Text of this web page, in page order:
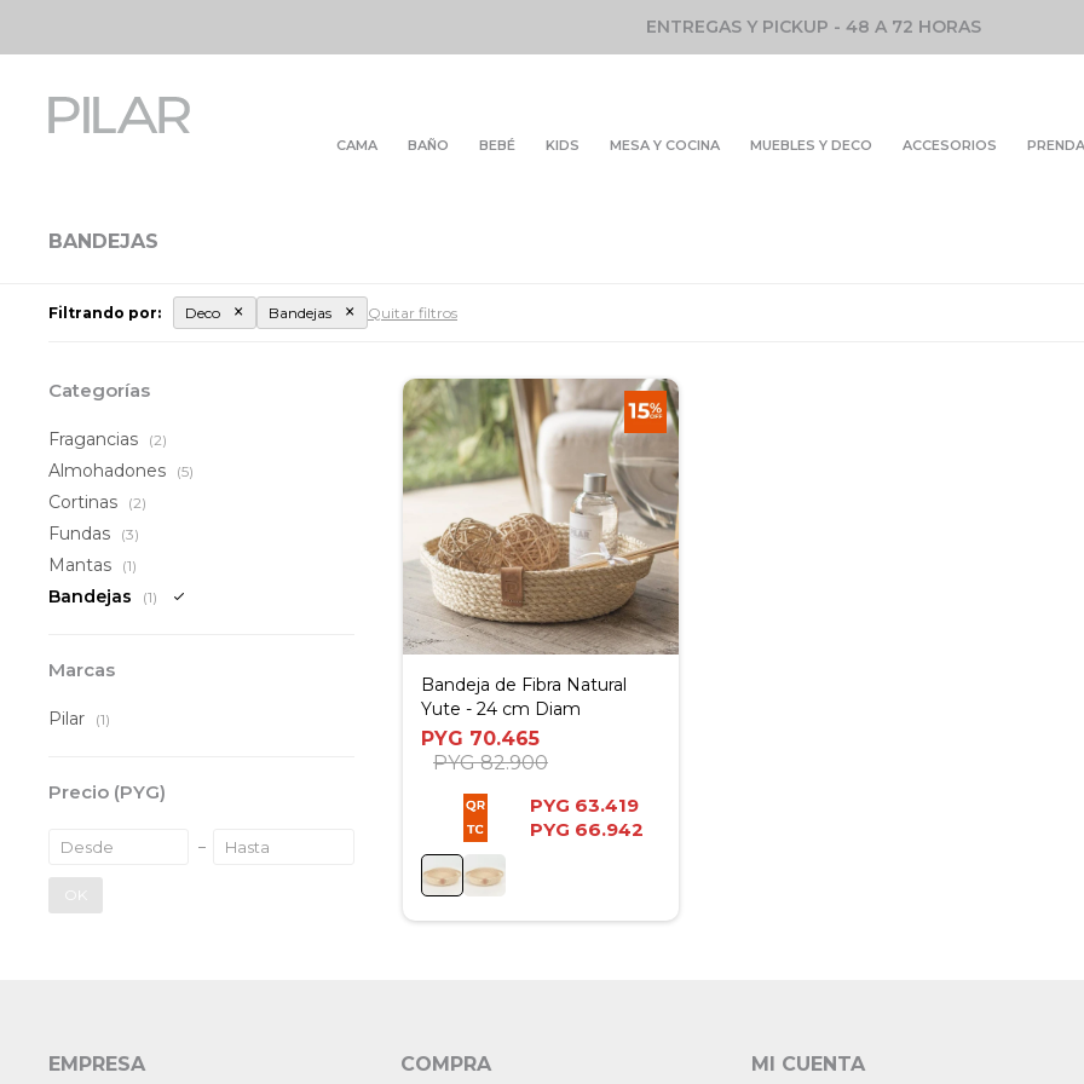
ENTREGAS Y PICKUP - 48 A 72 HORAS
CAMA BAÑO BEBÉ KIDS MESA Y COCINA MUEBLES Y DECO ACCESORIOS
BANDEJAS
Filtrando por: Deco Bandejas Quitar filtros
Bandeja de Fibra Natural
Yute - 24 cm Diam
PYG 70.465
PYG 82.900
PYG 63.419
PYG 66.942
Categorías
Fragancias (2)
Almohadones (5)
Cortinas (2)
Fundas (3)
Mantas (1)
Bandejas (1)
Marcas
Pilar (1)
Precio (PYG)
OK
EMPRESA COMPRA MI CUENTA